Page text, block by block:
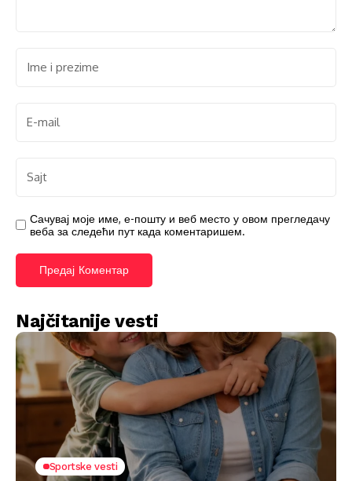
Сачувај моје име, е-пошту и веб место у овом прегледачу
веба за следећи пут када коментаришем.
Najčitanije vesti
Sportske vesti